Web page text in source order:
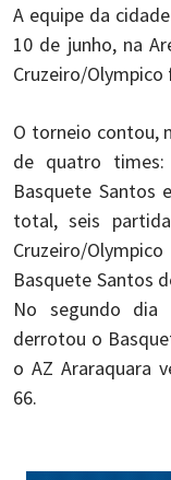
A equipe da
10 de junho, na
Cruzeiro/
O torneio contou,
de quatro times:
Basquete Santos
total, seis
Cruzeiro/
Basquete Santos
No segundo dia
derrotou o
o AZ Araraquara
66.